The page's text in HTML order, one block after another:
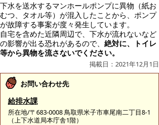
下水を送水するマンホールポンプに異物（紙お
むつ、タオル等）が混入したことから、ポンプ
が故障する事案が度々発生しています。
自宅を含めた近隣周辺で、下水が流れないなど
の影響が出る恐れがあるので、 絶対に、トイレ
等から異物を流さないでください。
掲載日：2021年12月1日
お問い合わせ先
給排水課
所在地/〒683-0008 鳥取県米子市車尾南二丁目8-1
（上下水道局本庁舎1階）